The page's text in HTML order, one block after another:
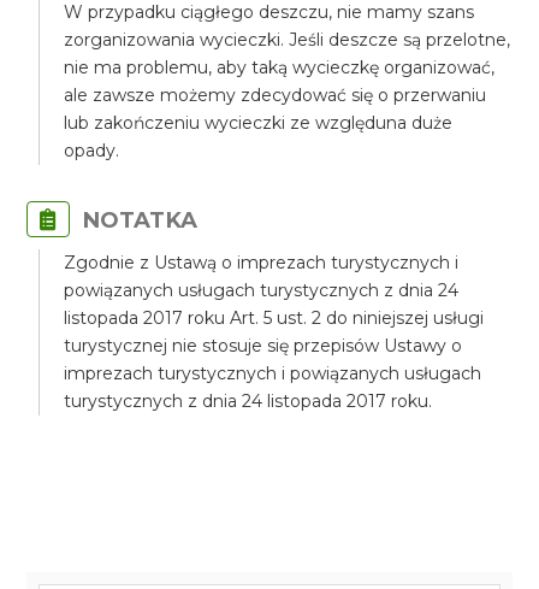
W przypadku ciągłego deszczu, nie mamy szans
zorganizowania wycieczki. Jeśli deszcze są przelotne,
nie ma problemu, aby taką wycieczkę organizować,
ale zawsze możemy zdecydować się o przerwaniu
lub zakończeniu wycieczki ze względuna duże
opady.
NOTATKA
Zgodnie z Ustawą o imprezach turystycznych i
powiązanych usługach turystycznych z dnia 24
listopada 2017 roku Art. 5 ust. 2 do niniejszej usługi
turystycznej nie stosuje się przepisów Ustawy o
imprezach turystycznych i powiązanych usługach
turystycznych z dnia 24 listopada 2017 roku.